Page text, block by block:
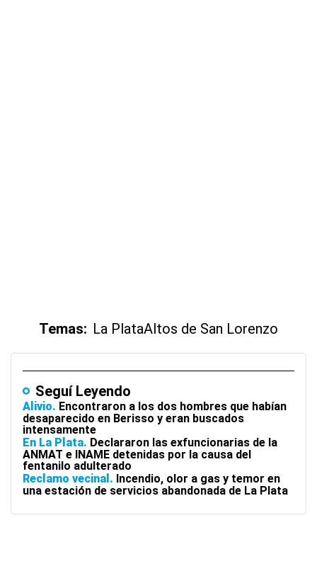
Temas: La PlataAltos de San Lorenzo
Seguí Leyendo
Alivio Encontraron a los dos hombres que habían
desaparecido en Berisso y eran buscados
intensamente
En La Plata Declararon las exfuncionarias de la
ANMAT e INAME detenidas por la causa del
fentanilo adulterado
Reclamo vecinal
Incendio, olor a gas y temor en
una estación de servicios abandonada de La Plata